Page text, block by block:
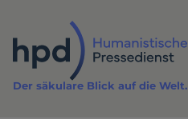
Inhalt
Der säkulare Blick auf die Welt.